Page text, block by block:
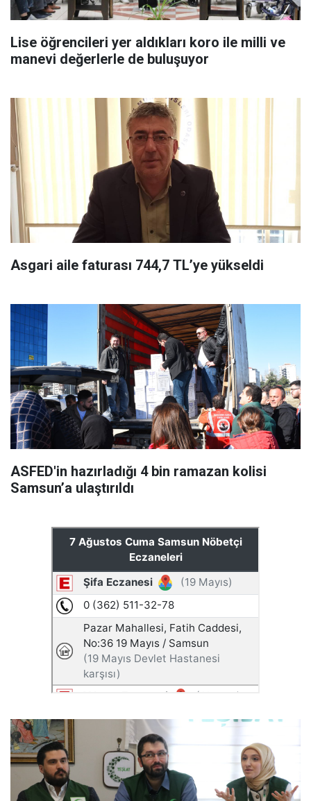
Lise öğrencileri yer aldıkları koro ile milli ve
manevi değerlerle de buluşuyor
Asgari aile faturası 744,7 TL’ye yükseldi
ASFED'in hazırladığı 4 bin ramazan kolisi
Samsun’a ulaştırıldı